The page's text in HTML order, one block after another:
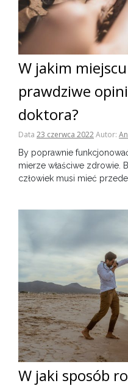
W jakim
prawdziwe
doktora?
Data 23 czerwca 2022Autor:
By poprawnie
mierze właściwe zdrowie.
człowiek musi mieć
W jaki sposób